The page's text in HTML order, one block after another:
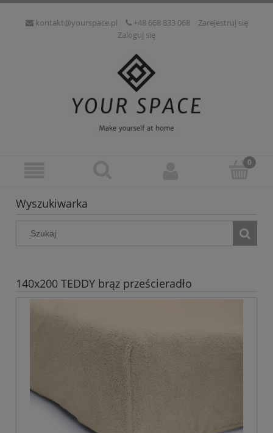
kontakt@yourspace.pl +48 668 833 068
Zarejestruj się
Zaloguj się
Wyszukiwarka
140x200 TEDDY brąz prześcieradło